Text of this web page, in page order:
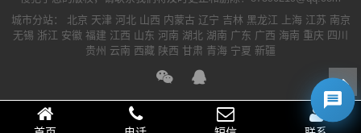
城市分站： 北京 天津 河北 山西 内蒙古 辽宁 吉林 黑龙江 上海 江苏 南京
无锡 浙江 安徽 福建 江西 山东 河南 湖北 湖南 广东 广西 海南 重庆 四川
贵州 云南 西藏 陕西 甘肃 青海 宁夏 新疆